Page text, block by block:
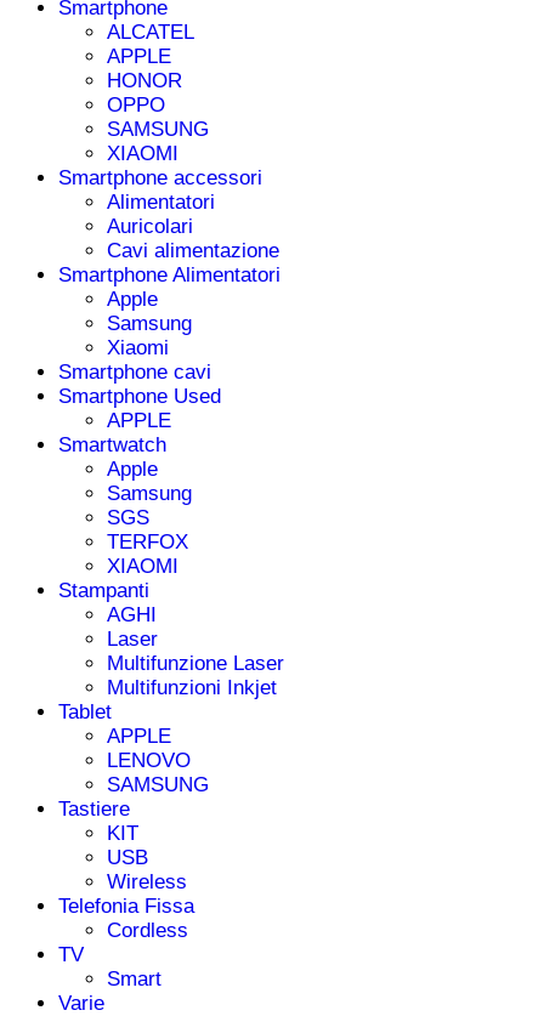
Smartphone
ALCATEL
APPLE
HONOR
OPPO
SAMSUNG
XIAOMI
Smartphone accessori
Alimentatori
Auricolari
Cavi alimentazione
Smartphone Alimentatori
Apple
Samsung
Xiaomi
Smartphone cavi
Smartphone Used
APPLE
Smartwatch
Apple
Samsung
SGS
TERFOX
XIAOMI
Stampanti
AGHI
Laser
Multifunzione Laser
Multifunzioni Inkjet
Tablet
APPLE
LENOVO
SAMSUNG
Tastiere
KIT
USB
Wireless
Telefonia Fissa
Cordless
TV
Smart
Varie